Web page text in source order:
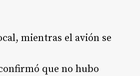
mientras el avión se
que no hubo